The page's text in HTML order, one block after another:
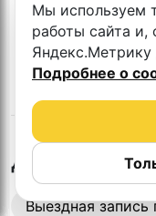
Другие
Выездная запись
Мы используем
работы сайта и,
Яндекс.Метрику
Подробнее о